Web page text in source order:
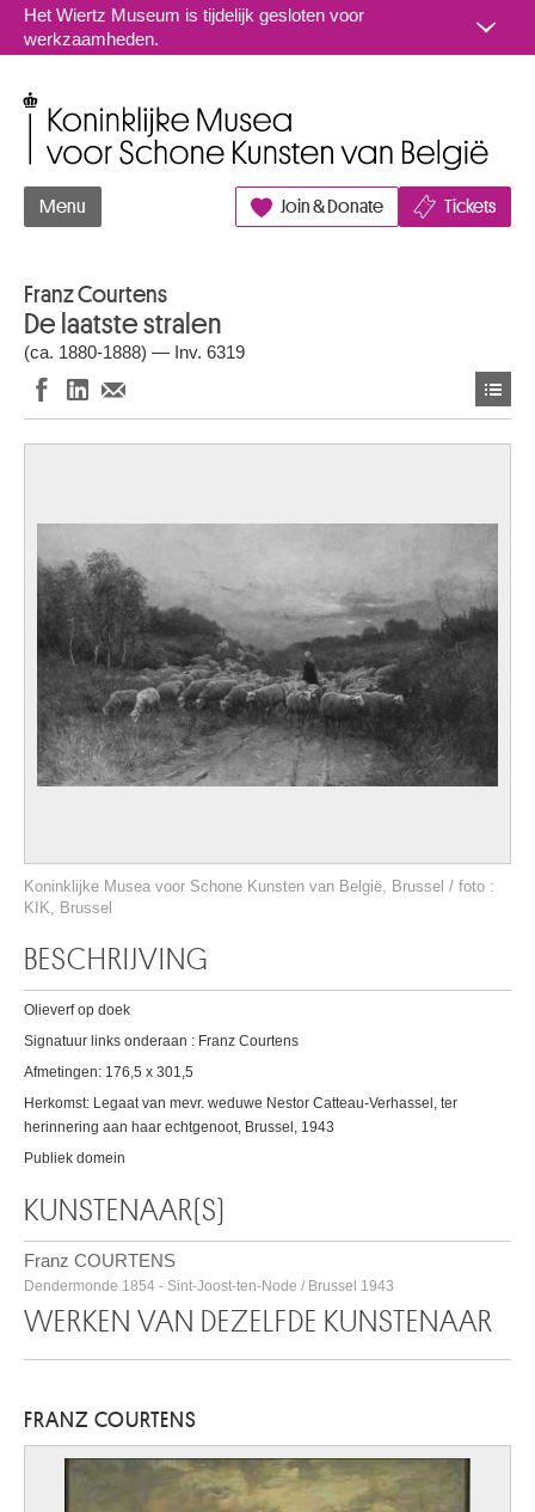
Naar inhoud
Het Wiertz Museum is tijdelijk gesloten voor
werkzaamheden.
Menu Join & Donate Tickets
Franz Courtens
De laatste stralen
(ca. 1880-1888) — Inv. 6319
Koninklijke Musea voor Schone Kunsten van België, Brussel / foto :
KIK, Brussel
BESCHRIJVING
Olieverf op doek
Signatuur links onderaan : Franz Courtens
Afmetingen: 176,5 x 301,5
Herkomst: Legaat van mevr. weduwe Nestor Catteau-Verhassel, ter
herinnering aan haar echtgenoot, Brussel, 1943
Publiek domein
KUNSTENAAR(S)
Franz COURTENS
Dendermonde 1854 - Sint-Joost-ten-Node / Brussel 1943
WERKEN VAN DEZELFDE KUNSTENAAR
FRANZ COURTENS